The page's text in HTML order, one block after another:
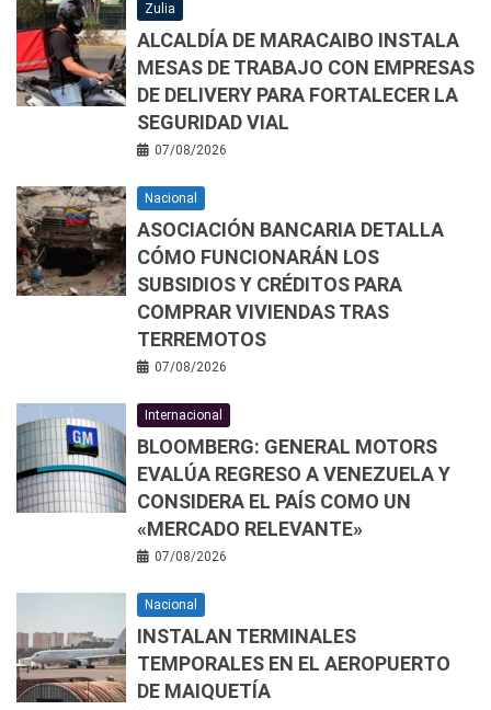
Zulia
ALCALDÍA DE MARACAIBO INSTALA
MESAS DE TRABAJO CON EMPRESAS
DE DELIVERY PARA FORTALECER LA
SEGURIDAD VIAL
07/08/2026
Nacional
ASOCIACIÓN BANCARIA DETALLA
CÓMO FUNCIONARÁN LOS
SUBSIDIOS Y CRÉDITOS PARA
COMPRAR VIVIENDAS TRAS
TERREMOTOS
07/08/2026
Internacional
BLOOMBERG: GENERAL MOTORS
EVALÚA REGRESO A VENEZUELA Y
CONSIDERA EL PAÍS COMO UN
«MERCADO RELEVANTE»
07/08/2026
Nacional
INSTALAN TERMINALES
TEMPORALES EN EL AEROPUERTO
DE MAIQUETÍA